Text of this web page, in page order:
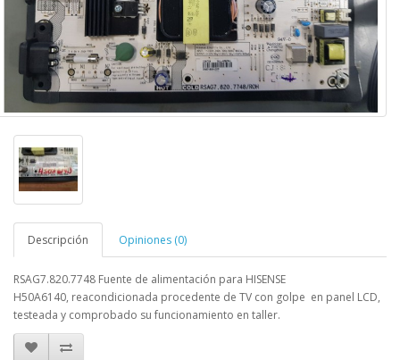
Descripción Opiniones (0)
RSAG7.820.7748 Fuente de alimentación para HISENSE
H50A6140, reacondicionada procedente de TV con golpe en panel LCD,
testeada y comprobado su funcionamiento en taller.